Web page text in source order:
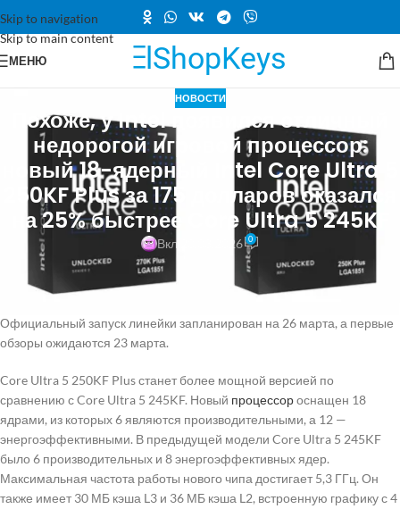
Skip to navigation
Skip to main content
МЕНЮ
НОВОСТИ
Похоже, у Intel появился отличный
недорогой игровой процессор:
новый 18-ядерный Intel Core Ultra 5
250KF Plus за 175 долларов оказался
на 25% быстрее Core Ultra 5 245KF
Вкл 20.03.2026 0
Накануне выхода процессоров Intel Core Ultra 200S Plus
(обновление Arrow Lake) в интернете появились первые результаты
Официальный запуск линейки запланирован на 26 марта, а первые
обзоры ожидаются 23 марта.
Core Ultra 5 250KF Plus станет более мощной версией по
сравнению с Core Ultra 5 245KF. Новый процессороснащен 18
ядрами, из которых 6 являются производительными, а 12 —
энергоэффективными. В предыдущей модели Core Ultra 5 245KF
было 6 производительных и 8 энергоэффективных ядер.
Максимальная частота работы нового чипа достигает 5,3 ГГц. Он
также имеет 30 МБ кэша L3 и 36 МБ кэша L2, встроенную графику с 4